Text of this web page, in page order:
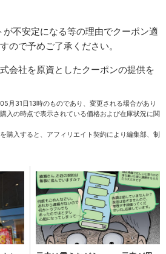
不安定になる等の理由でクーポン適
ので予めご了承ください。
会社を原資としたクーポンの提供を
月31日13時のものであり、変更される場合があり
入の時点で表示されている価格および在庫状況に関
購入すると、アフィリエイト契約により編集部、制